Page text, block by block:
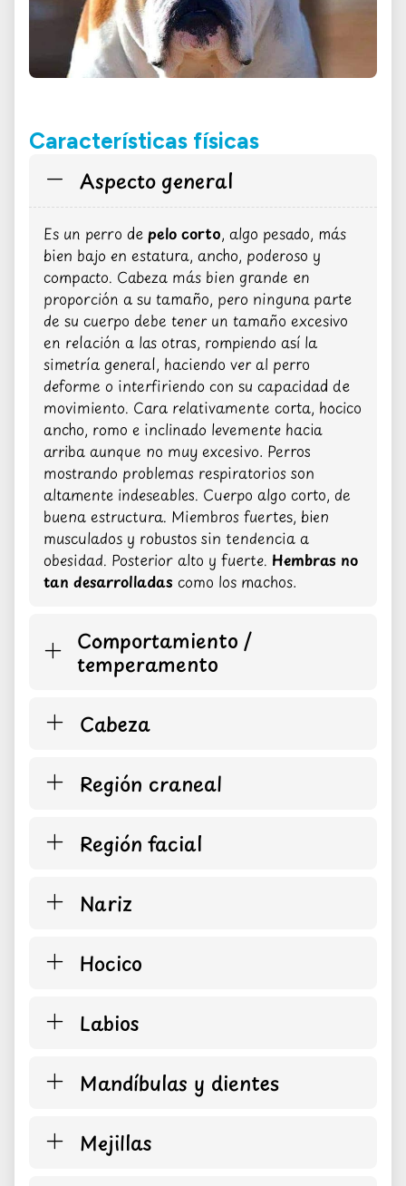
Características físicas
Aspecto general
Es un perro de pelo corto, algo pesado, más
bien bajo en estatura, ancho, poderoso y
compacto. Cabeza más bien grande en
proporción a su tamaño, pero ninguna parte
de su cuerpo debe tener un tamaño excesivo
en relación a las otras, rompiendo así la
simetría general, haciendo ver al perro
deforme o interfiriendo con su capacidad de
movimiento. Cara relativamente corta, hocico
ancho, romo e inclinado levemente hacia
arriba aunque no muy excesivo. Perros
mostrando problemas respiratorios son
altamente indeseables. Cuerpo algo corto, de
buena estructura. Miembros fuertes, bien
musculados y robustos sin tendencia a
obesidad. Posterior alto y fuerte. Hembras no
tan desarrolladas como los machos.
Comportamiento /
temperamento
Cabeza
Región craneal
Región facial
Nariz
Hocico
Labios
Mandíbulas y dientes
Mejillas